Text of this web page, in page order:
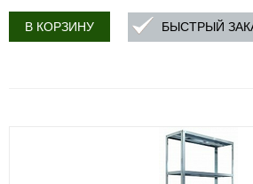
В КОРЗИНУ БЫСТРЫЙ